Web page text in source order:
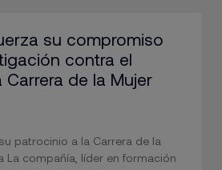
su compromiso
contra el
de la Mujer
patrocinio a la Carrera de la
La compañía, líder en formación